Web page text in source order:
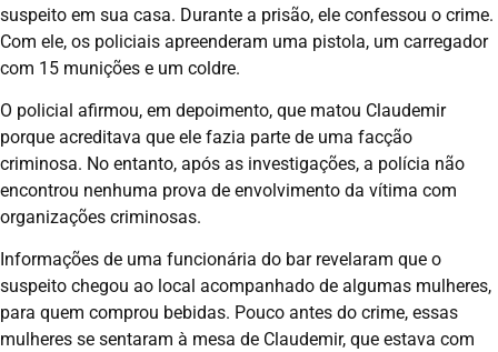
suspeito em sua casa. Durante a prisão, ele confessou o crime.
Com ele, os policiais apreenderam uma pistola, um carregador
com 15 munições e um coldre.
O policial afirmou, em depoimento, que matou Claudemir
porque acreditava que ele fazia parte de uma facção
criminosa. No entanto, após as investigações, a polícia não
encontrou nenhuma prova de envolvimento da vítima com
organizações criminosas.
Informações de uma funcionária do bar revelaram que o
suspeito chegou ao local acompanhado de algumas mulheres,
para quem comprou bebidas. Pouco antes do crime, essas
mulheres se sentaram à mesa de Claudemir, que estava com